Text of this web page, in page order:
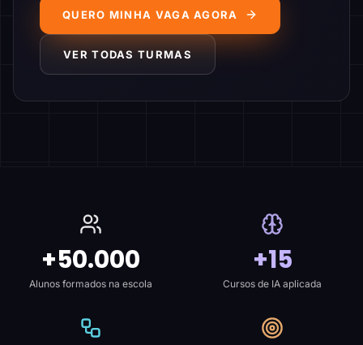
QUERO MINHA VAGA AGORA
VER TODAS TURMAS
+50.000
Alunos formados na escola
+15
Cursos de IA aplicada